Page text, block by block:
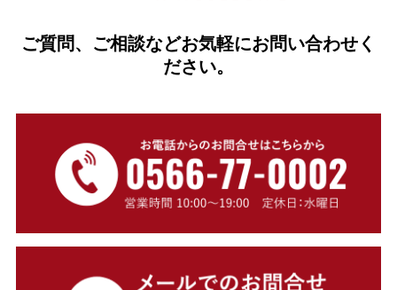
ご質問、ご相談などお気軽にお問い合わせく
ださい。